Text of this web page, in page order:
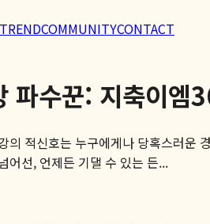
COMMUNITYCONTACT
파수꾼: 지축이
의 적신호는 누구에게나 당혹스러
어선, 언제든 기댈 수 있는 든...